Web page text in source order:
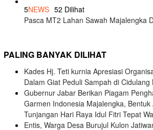
5NEWS 52 Dilihat
Pasca MT2 Lahan Sawah Majalengka
PALING BANYAK DILIHAT
Kades Hj. Teti kurnia Apresiasi
Dalam Giat Peduli Sampah di Cidulang
Gubernur Jabar Berikan Piagam
Garmen Indonesia Majalengka, Bentuk
Tunjangan Hari Raya Idul Fitri Tepat
Entis, Warga Desa Burujul Kulon